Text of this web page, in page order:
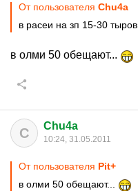
От пользователя Chu4a
в расеи на зп 15-30 тыров
в олми 50 обещают...
C Chu4a
10:24, 31.05.2011
От пользователя Pit+
в олми 50 обещают...